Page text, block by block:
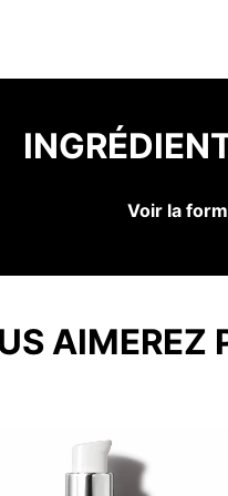
Voir la
AIMEREZ